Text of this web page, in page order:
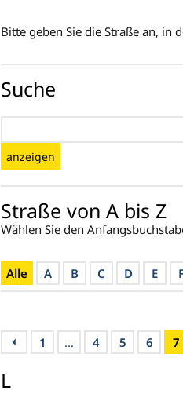
Bitte geben Sie die Straße an, in
Suche
anzeigen
Straße von A bis Z
Wählen Sie den
Alle A B C D E
L
1 … 4 5 6 7